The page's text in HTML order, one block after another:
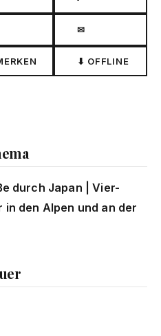
✉
⬇ OFFLINE
durch Japan | Vier-
den Alpen und an der